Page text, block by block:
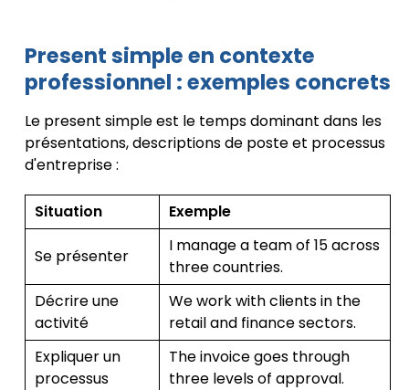
Present simple en contexte
professionnel : exemples concrets
Le present simple est le temps dominant dans les
présentations, descriptions de poste et processus
d'entreprise :
Situation Exemple
Se présenter
I manage a team of 15 across
three countries.
Décrire une
activité
We work with clients in the
retail and finance sectors.
Expliquer un
processus
The invoice goes through
three levels of approval.